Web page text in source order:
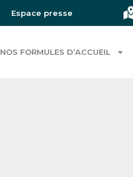
Espace presse
NOS FORMULES D’ACCUEIL